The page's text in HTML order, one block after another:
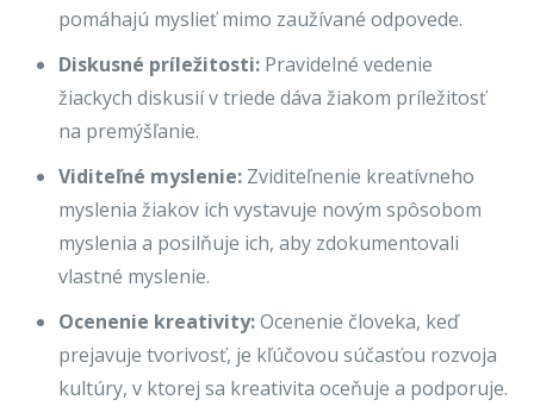
pomáhajú myslieť mimo zaužívané odpovede.
Diskusné príležitosti: Pravidelné vedenie
žiackych diskusií v triede dáva žiakom príležitosť
na premýšľanie.
Viditeľné myslenie: Zviditeľnenie kreatívneho
myslenia žiakov ich vystavuje novým spôsobom
myslenia a posilňuje ich, aby zdokumentovali
vlastné myslenie.
Ocenenie kreativity:Ocenenie človeka, keď
prejavuje tvorivosť, je kľúčovou súčasťou rozvoja
kultúry, v ktorej sa kreativita oceňuje a podporuje.